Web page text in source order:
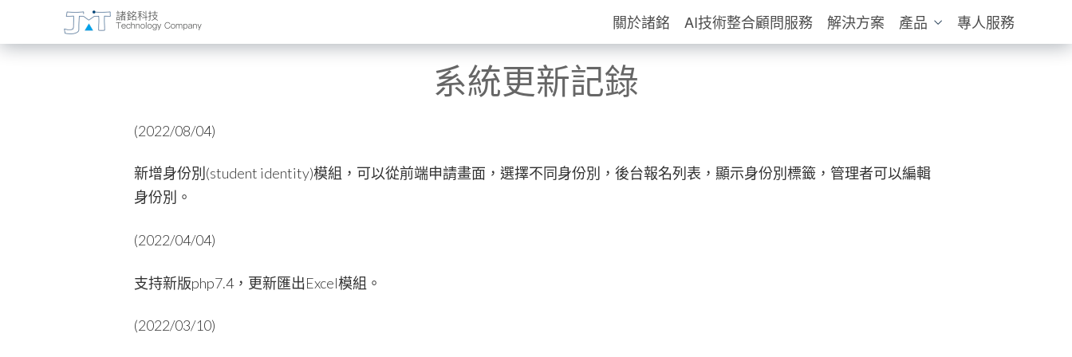
關於諸銘 AI技術整合顧問服務 解決方案 產品 專人服務
系統更新記錄
(2022/08/04)
新增身份別(student identity)模組，可以從前端申請畫面，選擇不同身份別，後台報名列表，顯示身份別標籤，管理者可以編輯
身份別。
(2022/04/04)
支持新版php7.4，更新匯出Excel模組。
(2022/03/10)